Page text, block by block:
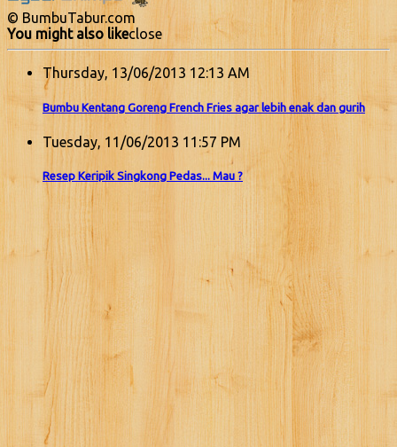
© BumbuTabur.com
You might also likeclose
Thursday, 13/06/2013 12:13 AM
Bumbu Kentang Goreng French Fries agar lebih enak dan gurih
Tuesday, 11/06/2013 11:57 PM
Resep Keripik Singkong Pedas... Mau ?